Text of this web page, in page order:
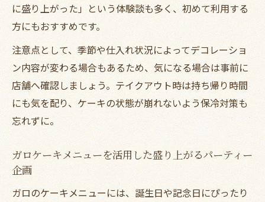
に盛り上がった」という体験談も多く、初めて利用する
方にもおすすめです。
注意点として、季節や仕入れ状況によってデコレーショ
ン内容が変わる場合もあるため、気になる場合は事前に
店舗へ確認しましょう。テイクアウト時は持ち帰り時間
にも気を配り、ケーキの状態が崩れないよう保冷対策も
忘れずに。
ガロケーキメニューを活用した盛り上がるパーティー
企画
ガロのケーキメニューには、誕生日や記念日にぴったり